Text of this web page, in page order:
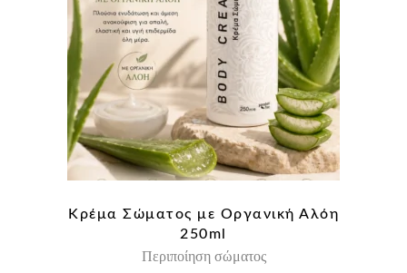
Κρέμα Σώματος με Οργανική Αλόη
250ml
Περιποίηση σώματος